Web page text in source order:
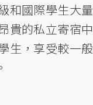
和國際學生大量
貴的私立寄宿中
生，享受較一般